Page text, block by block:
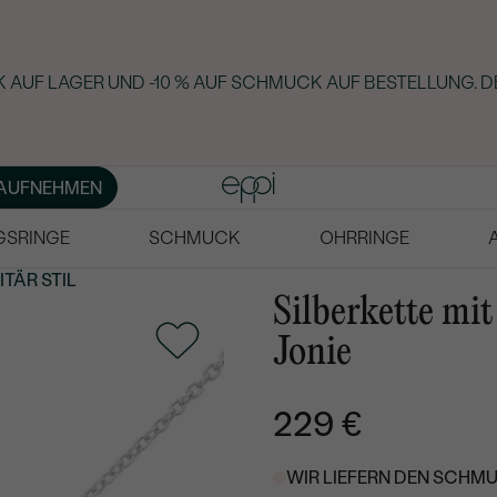
LAGER UND -10 % AUF SCHMUCK AUF BESTELLUNG.
SCHMUCK OHRRINGE
STIL
Silberkette
Jonie
229 €
WIR LIEFERN DEN